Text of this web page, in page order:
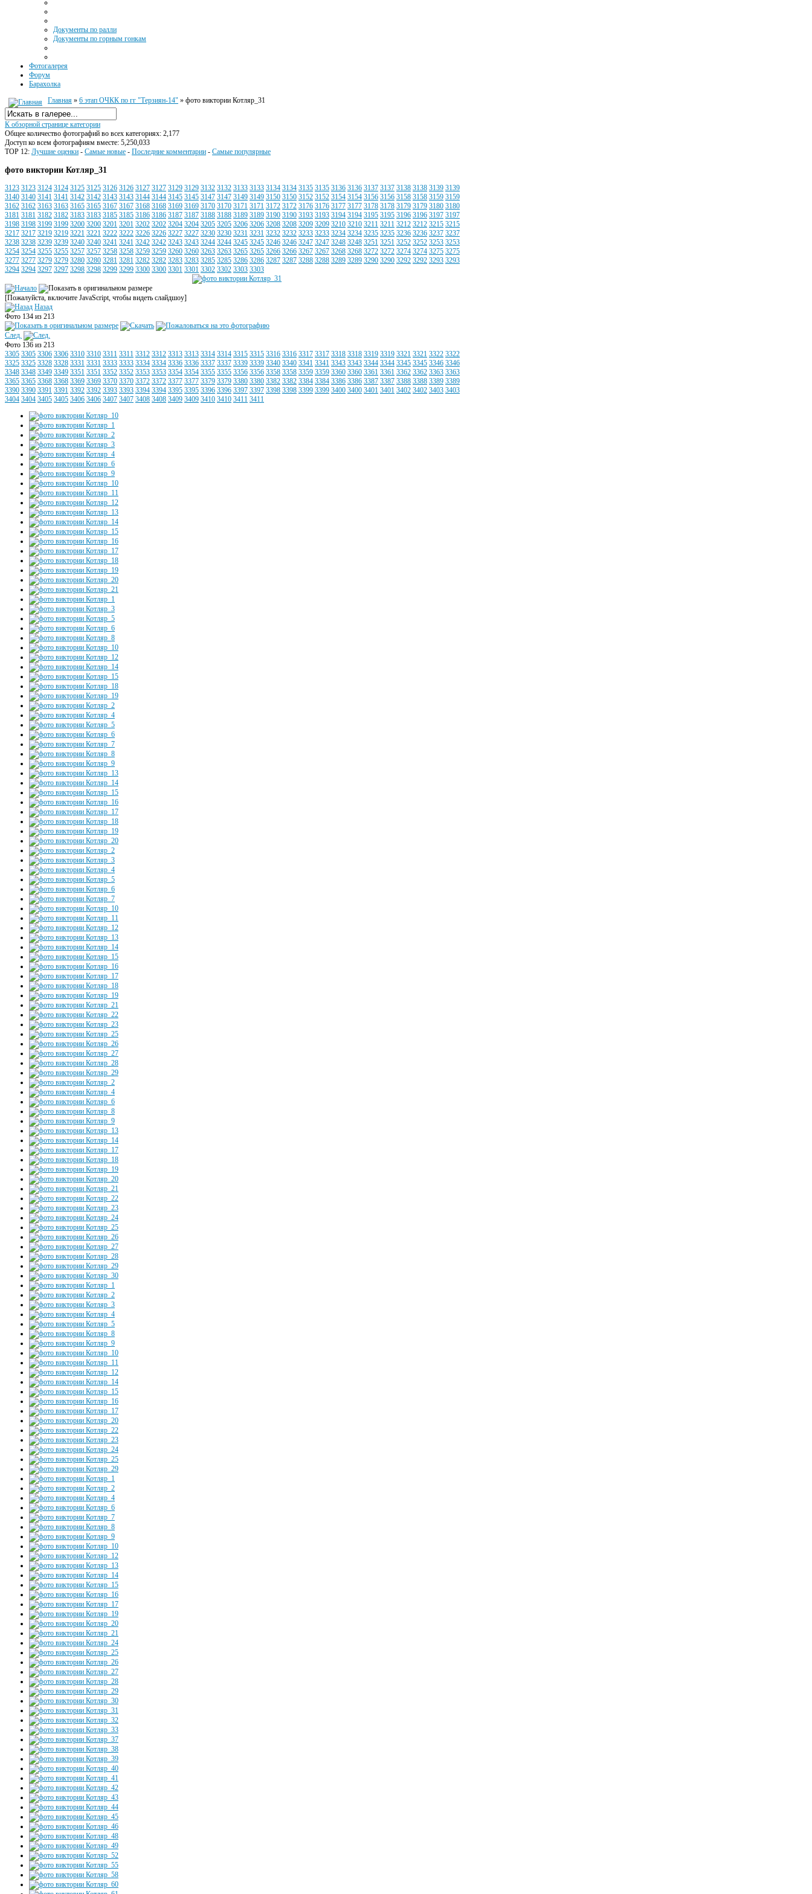
Документы по ралли
Документы по горным гонкам
Фотогалерея
Форум
Барахолка
Главная » 6 этап ОЧКК по гг "Терзиян-14" » фото виктории Котляр_31
К обзорной странице категории
Общее количество фотографий во всех категориях: 2,177
Доступ ко всем фотографиям вместе: 5,250,033
TOP 12: Лучшие оценки - Самые новые - Последние комментарии - Самые популярные
фото виктории Котляр_31
3123 3123 3124 3124 3125 3125 3126 3126 3127 3127 3129 3129 3132 3132 3133 3133 3134 3134 3135 3135 3136 3136 3137 3137 3138 3138 3139 3139
3140 3140 3141 3141 3142 3142 3143 3143 3144 3144 3145 3145 3147 3147 3149 3149 3150 3150 3152 3152 3154 3154 3156 3156 3158 3158 3159 3159
3162 3162 3163 3163 3165 3165 3167 3167 3168 3168 3169 3169 3170 3170 3171 3171 3172 3172 3176 3176 3177 3177 3178 3178 3179 3179 3180 3180
3181 3181 3182 3182 3183 3183 3185 3185 3186 3186 3187 3187 3188 3188 3189 3189 3190 3190 3193 3193 3194 3194 3195 3195 3196 3196 3197 3197
3198 3198 3199 3199 3200 3200 3201 3201 3202 3202 3204 3204 3205 3205 3206 3206 3208 3208 3209 3209 3210 3210 3211 3211 3212 3212 3215 3215
3217 3217 3219 3219 3221 3221 3222 3222 3226 3226 3227 3227 3230 3230 3231 3231 3232 3232 3233 3233 3234 3234 3235 3235 3236 3236 3237 3237
3238 3238 3239 3239 3240 3240 3241 3241 3242 3242 3243 3243 3244 3244 3245 3245 3246 3246 3247 3247 3248 3248 3251 3251 3252 3252 3253 3253
3254 3254 3255 3255 3257 3257 3258 3258 3259 3259 3260 3260 3263 3263 3265 3265 3266 3266 3267 3267 3268 3268 3272 3272 3274 3274 3275 3275
3277 3277 3279 3279 3280 3280 3281 3281 3282 3282 3283 3283 3285 3285 3286 3286 3287 3287 3288 3288 3289 3289 3290 3290 3292 3292 3293 3293
3294 3294 3297 3297 3298 3298 3299 3299 3300 3300 3301 3301 3302 3302 3303 3303
[Пожалуйста, включите JavaScript, чтобы видеть слайдшоу]
Назад
Фото 134 из 213
След.
Фото 136 из 213
3305 3305 3306 3306 3310 3310 3311 3311 3312 3312 3313 3313 3314 3314 3315 3315 3316 3316 3317 3317 3318 3318 3319 3319 3321 3321 3322 3322
3325 3325 3328 3328 3331 3331 3333 3333 3334 3334 3336 3336 3337 3337 3339 3339 3340 3340 3341 3341 3343 3343 3344 3344 3345 3345 3346 3346
3348 3348 3349 3349 3351 3351 3352 3352 3353 3353 3354 3354 3355 3355 3356 3356 3358 3358 3359 3359 3360 3360 3361 3361 3362 3362 3363 3363
3365 3365 3368 3368 3369 3369 3370 3370 3372 3372 3377 3377 3379 3379 3380 3380 3382 3382 3384 3384 3386 3386 3387 3387 3388 3388 3389 3389
3390 3390 3391 3391 3392 3392 3393 3393 3394 3394 3395 3395 3396 3396 3397 3397 3398 3398 3399 3399 3400 3400 3401 3401 3402 3402 3403 3403
3404 3404 3405 3405 3406 3406 3407 3407 3408 3408 3409 3409 3410 3410 3411 3411